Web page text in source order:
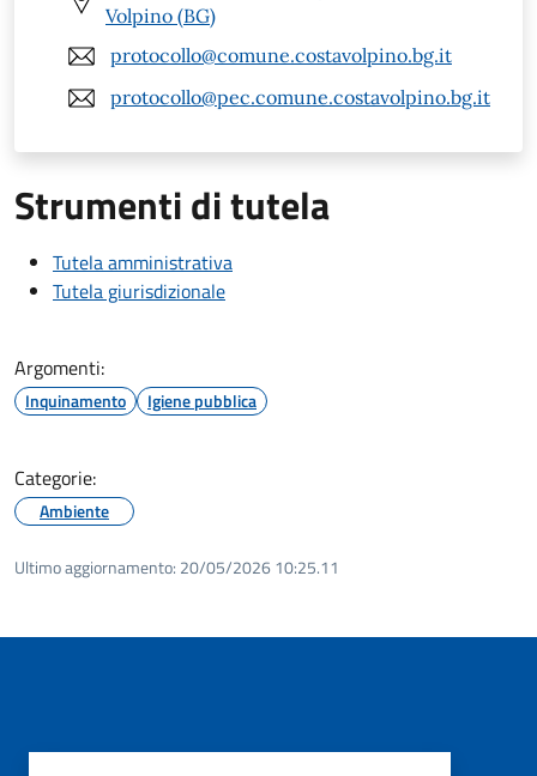
Volpino (BG)
protocollo@comune.costavolpino.bg.it
protocollo@pec.comune.costavolpino.bg.it
Strumenti di tutela
Tutela amministrativa
Tutela giurisdizionale
Argomenti:
Inquinamento Igiene pubblica
Categorie:
Ambiente
Ultimo aggiornamento: 20/05/2026 10:25.11